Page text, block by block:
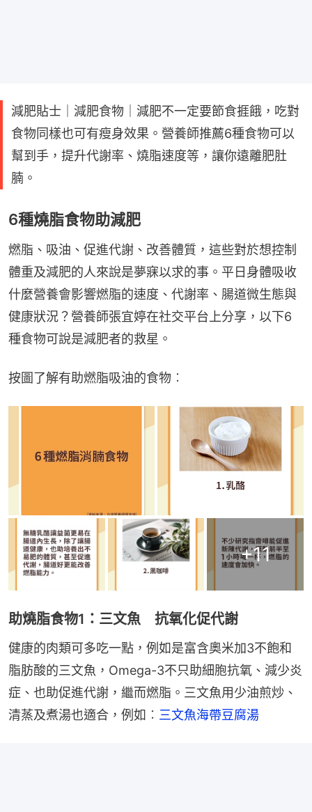
減肥貼士｜減肥食物｜減肥不一定要節食捱餓，吃對
食物同樣也可有瘦身效果。營養師推薦6種食物可以
幫到手，提升代謝率、燒脂速度等，讓你遠離肥肚
腩。
6種燒脂食物助減肥
燃脂、吸油、促進代謝、改善體質，這些對於想控制
體重及減肥的人來說是夢寐以求的事。平日身體吸收
什麼營養會影響燃脂的速度、代謝率、腸道微生態與
健康狀況？營養師張宜婷在社交平台上分享，以下6
種食物可說是減肥者的救星。
按圖了解有助燃脂吸油的食物︰
+11
助燒脂食物1：三文魚 抗氧化促代謝
健康的肉類可多吃一點，例如是富含奧米加3不飽和
脂肪酸的三文魚，Omega-3不只助細胞抗氧、減少炎
症、也助促進代謝，繼而燃脂。三文魚用少油煎炒、
清蒸及煮湯也適合，例如︰ 三文魚海帶豆腐湯